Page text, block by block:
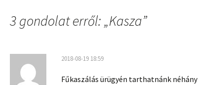
3 gondolat erről: „Kasza”
2018-08-19 18:59
Fűkaszálás ürügyén tarthatnánk néhány